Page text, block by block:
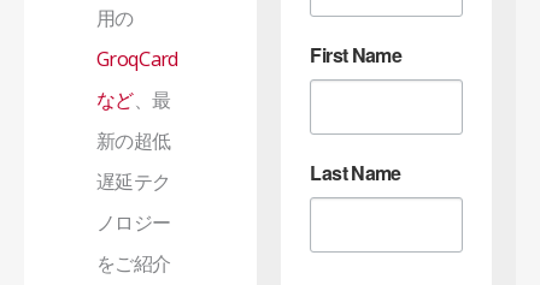
用の
GroqCard
など、最
新の超低
遅延テク
ノロジー
をご紹介
First Name
Last Name